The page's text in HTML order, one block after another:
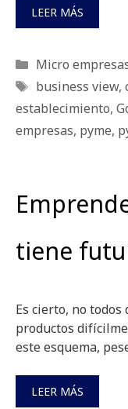
LEER MÁS
Categorías
Micro
Etiquetas
business view,
establecimiento,
empresas, pyme,
tiene
Es cierto, no
productos
este esquema,
LEER MÁS